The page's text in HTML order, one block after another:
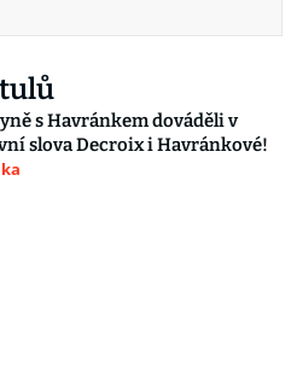
s Havránkem dováděli v
slova Decroix i Havránkové!